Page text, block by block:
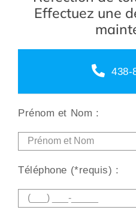
Effectuez une
438-
Prénom et Nom :
Téléphone (*requis) :